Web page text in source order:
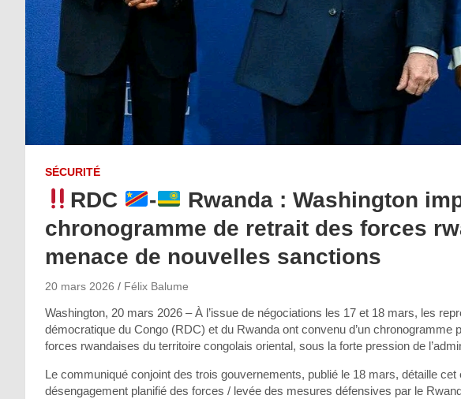
SÉCURITÉ
RDC -
Rwanda : Washington
chronogramme de retrait des forces
menace de nouvelles sanctions
20 mars 2026 Félix Balume
Washington, 20 mars 2026 – À l’issue de négociations les 17 et 18 mars, les
démocratique du Congo (RDC) et du Rwanda ont convenu d’un chronogramme
forces rwandaises du territoire congolais oriental, sous la forte pression de
Le communiqué conjoint des trois gouvernements, publié le 18 mars, détaille
désengagement planifié des forces / levée des mesures défensives par le